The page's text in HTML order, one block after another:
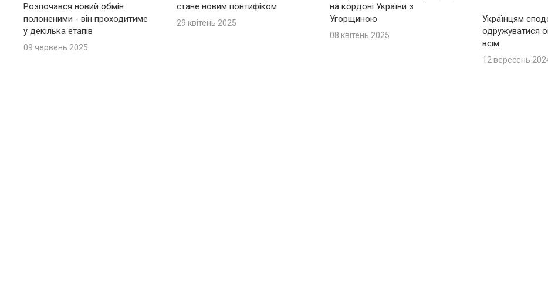
Розпочався новий обмін
полоненими - він проходитиме
у декілька етапів
09 червень 2025
стане новим понтифіком
29 квітень 2025
на кордоні України з
Угорщиною
08 квітень 2025
Українцям
одружуватися
всім
12 вересень